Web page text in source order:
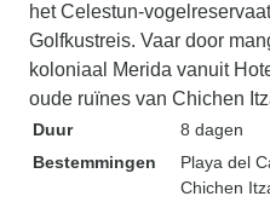
het Celestun-
Golfkustreis. Vaar door
koloniaal Merida vanuit
oude ruïnes van Chichen
Duur
8 dagen
Bestemmingen
Playa del
Chichen